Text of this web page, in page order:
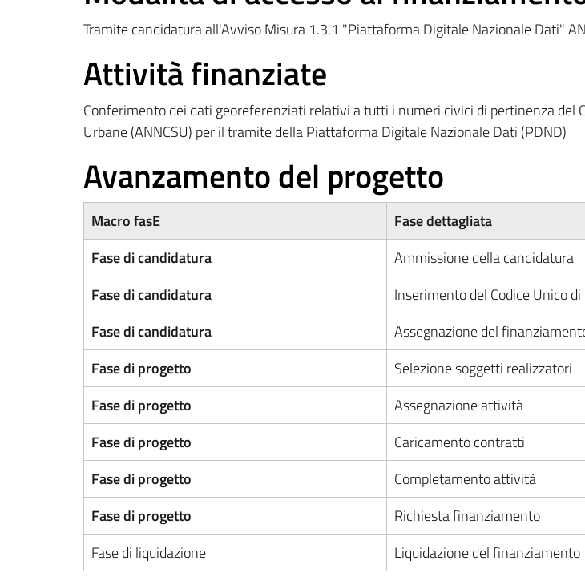
Tramite candidatura all'Avviso Misura 1.3.1 "Piattaforma Digitale Nazionale Dati"
Attività finanziate
Conferimento dei dati georeferenziati relativi a tutti i numeri civici di pertinenza del
Urbane (ANNCSU) per il tramite della Piattaforma Digitale Nazionale Dati (PDND)
Avanzamento del progetto
Macro fasE Fase dettagliata
Fase di candidatura
Ammissione della candidatura
Fase di candidatura
Inserimento del Codice Unico
Fase di candidatura
Assegnazione del
Fase di progetto
Selezione soggetti realizzatori
Fase di progetto
Assegnazione attività
Fase di progetto
Caricamento contratti
Fase di progetto
Completamento attività
Fase di progetto
Richiesta finanziamento
Fase di liquidazione
Liquidazione del finanziamento